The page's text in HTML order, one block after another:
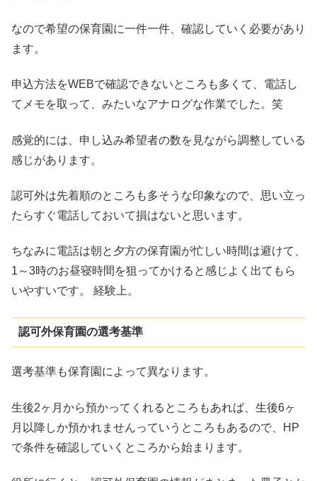
なので希望の保育園に一件一件、確認していく必要があり
ます。
申込方法をWEBで確認できないところも多くて、電話し
てメモを取って、みたいなアナログな作業でした。笑
感覚的には、申し込み希望者の数を見ながら調整している
感じがあります。
認可外は先着順のところも多そうな印象なので、思い立っ
たらすぐ電話しておいて損はないと思います。
ちなみに電話は朝と夕方の保育園が忙しい時間は避けて、
1～3時のお昼寝時間を狙ってかけると感じよく出てもら
いやすいです。 経験上。
認可外保育園の選考基準
選考基準も保育園によって異なります。
生後2ヶ月から預かってくれるところもあれば、生後6ヶ
月以降しか預かれませんっていうところもあるので、HP
で条件を確認していくところから始まります。